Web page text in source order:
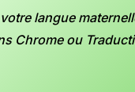
langue
Chrome ou